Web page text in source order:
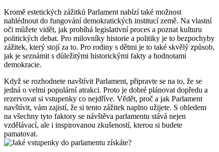
Kromě estetických zážitků Parlament nabízí také možnost
nahlédnout do fungování demokratických institucí země. Na vlastní
oči můžete vidět, jak probíhá legislativní proces a poznat kulturu
politických debat. Pro milovníky historie a politiky je to bezpochyby
zážitek, který stojí za to. Pro rodiny s dětmi je to také skvělý způsob,
jak je seznámit s důležitými historickými fakty a hodnotami
demokracie.
Když se rozhodnete navštívit Parlament, připravte se na to, že se
jedná o velmi populární atrakci. Proto je dobré plánovat dopředu a
rezervovat si vstupenky co nejdříve. Vědět, proč a jak Parlament
navštívit, vám zajistí, že si tento zážitek naplno užijete. S ohledem
na všechny tyto faktory se návštěva parlamentu stává nejen
vzdělávací, ale i inspirovanou zkušeností, kterou si budete
pamatovat.